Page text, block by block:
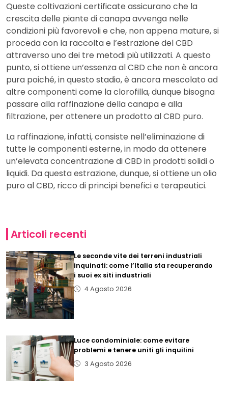
Queste coltivazioni certificate assicurano che la
crescita delle piante di canapa avvenga nelle
condizioni più favorevoli e che, non appena mature, si
proceda con la raccolta e l’estrazione del CBD
attraverso uno dei tre metodi più utilizzati. A questo
punto, si ottiene un’essenza al CBD che non è ancora
pura poiché, in questo stadio, è ancora mescolato ad
altre componenti come la clorofilla, dunque bisogna
passare alla raffinazione della canapa e alla
filtrazione, per ottenere un prodotto al CBD puro.
La raffinazione, infatti, consiste nell’eliminazione di
tutte le componenti esterne, in modo da ottenere
un’elevata concentrazione di CBD in prodotti solidi o
liquidi. Da questa estrazione, dunque, si ottiene un olio
puro al CBD, ricco di principi benefici e terapeutici.
Articoli recenti
Le seconde vite dei terreni industriali
inquinati: come l’Italia sta recuperando
i suoi ex siti industriali
4 Agosto 2026
Luce condominiale: come evitare
problemi e tenere uniti gli inquilini
3 Agosto 2026